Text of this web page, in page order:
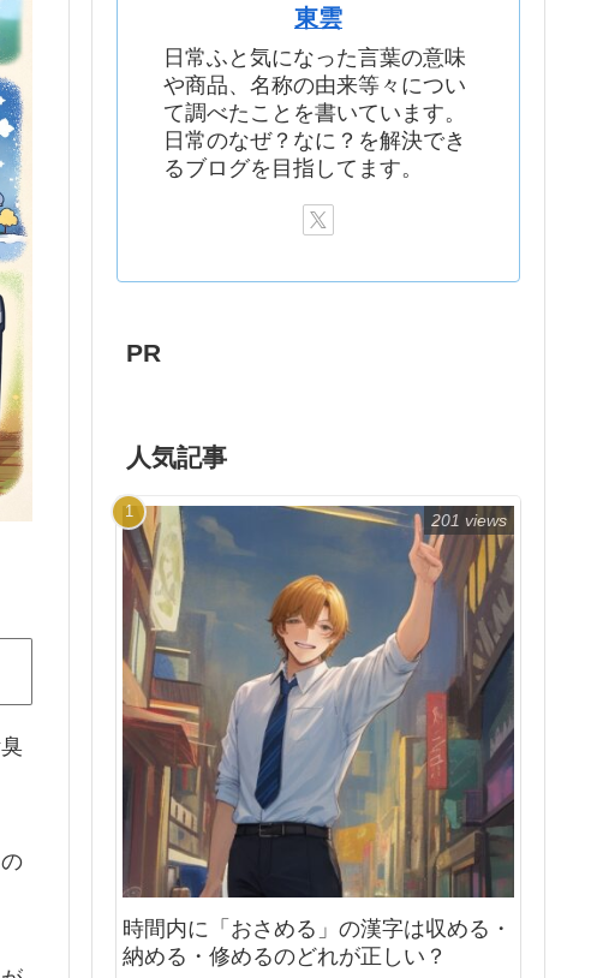
東雲
日常ふと気になった言葉の意味
や商品、名称の由来等々につい
て調べたことを書いています。
日常のなぜ？なに？を解決でき
るブログを目指してます。
PR
人気記事
時間内に「おさめる」の漢字は収める・
納める・修めるのどれが正しい？
201 views